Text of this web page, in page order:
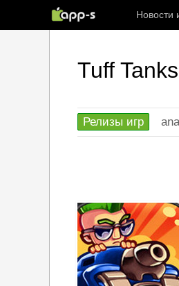
Новости
Tuff
Релизы игр